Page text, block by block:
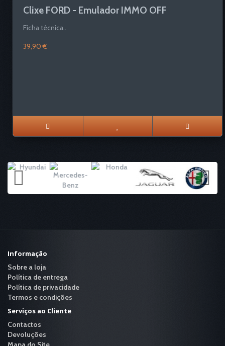
Clixe FORD - Emulador IMMO OFF
Ficha técnica..
39,90 €
Informação
Sobre a loja
Política de entrega
Política de privacidade
Termos e condições
Serviços ao Cliente
Contactos
Devoluções